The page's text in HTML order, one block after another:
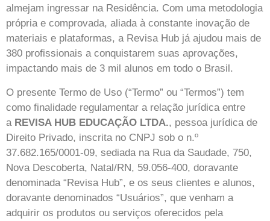
almejam ingressar na Residência. Com uma metodologia
própria e comprovada, aliada à constante inovação de
materiais e plataformas, a Revisa Hub já ajudou mais de
380 profissionais a conquistarem suas aprovações,
impactando mais de 3 mil alunos em todo o Brasil.
O presente Termo de Uso (“Termo” ou “Termos”) tem
como finalidade regulamentar a relação jurídica entre
a REVISA HUB EDUCAÇÃO LTDA., pessoa jurídica de
Direito Privado, inscrita no CNPJ sob o n.º
37.682.165/0001-09, sediada na Rua da Saudade, 750,
Nova Descoberta, Natal/RN, 59.056-400, doravante
denominada “Revisa Hub”, e os seus clientes e alunos,
doravante denominados “Usuários”, que venham a
adquirir os produtos ou serviços oferecidos pela